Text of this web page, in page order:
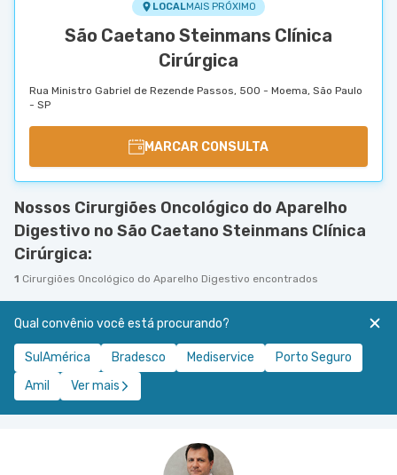
LOCALMAIS PRÓXIMO
São Caetano Steinmans Clínica
Cirúrgica
Rua Ministro Gabriel de Rezende Passos, 500 - Moema, São Paulo
- SP
MARCAR CONSULTA
Nossos Cirurgiões Oncológico do Aparelho
Digestivo no São Caetano Steinmans Clínica
Cirúrgica:
1 Cirurgiões Oncológico do Aparelho Digestivo encontrados
Qual convênio você está procurando?
SulAmérica Bradesco Mediservice
Porto Seguro
Amil
Ver mais